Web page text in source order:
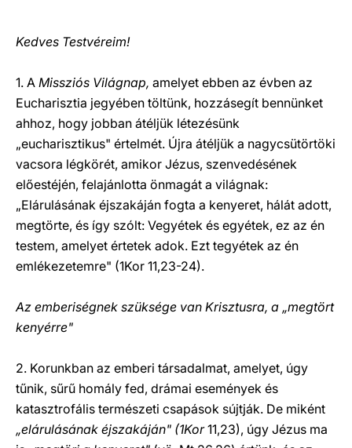
Kedves Testvéreim!
1. A Missziós Világnap, amelyet ebben az évben az
Eucharisztia jegyében töltünk, hozzásegít bennünket
ahhoz, hogy jobban átéljük létezésünk
„eucharisztikus" értelmét. Újra átéljük a nagycsütörtöki
vacsora légkörét, amikor Jézus, szenvedésének
előestéjén, felajánlotta önmagát a világnak:
„Elárulásának éjszakáján fogta a kenyeret, hálát adott,
megtörte, és így szólt: Vegyétek és egyétek, ez az én
testem, amelyet értetek adok. Ezt tegyétek az én
emlékezetemre" (1Kor 11,23-24).
Az emberiségnek szüksége van Krisztusra, a „megtört
kenyérre"
2. Korunkban az emberi társadalmat, amelyet, úgy
tűnik, sűrű homály fed, drámai események és
katasztrofális természeti csapások sújtják. De miként
„elárulásának éjszakáján" (1Kor11,23), úgy Jézus ma